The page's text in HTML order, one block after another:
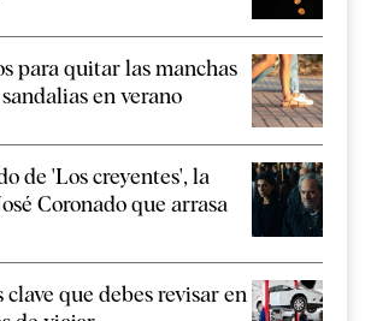
para quitar las manchas
en verano
de 'Los creyentes', la
Coronado que arrasa
clave que debes revisar en